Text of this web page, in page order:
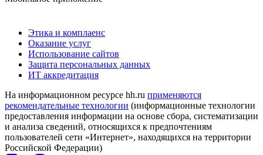
Этика и комплаенс
Оказание услуг
Использование сайтов
Защита персональных данных
ИТ аккредитация
На информационном ресурсе hh.ru применяются
рекомендательные технологии (информационные технологии
предоставления информации на основе сбора, систематизации
и анализа сведений, относящихся к предпочтениям
пользователей сети «Интернет», находящихся на территории
Российской Федерации)